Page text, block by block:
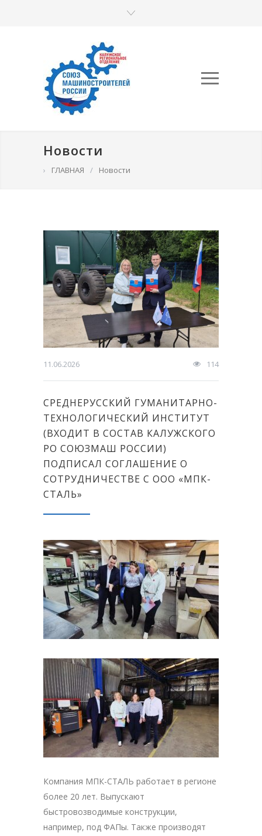
Новости
› ГЛАВНАЯ / Новости
11.06.2026 114
СРЕДНЕРУССКИЙ ГУМАНИТАРНО-
ТЕХНОЛОГИЧЕСКИЙ ИНСТИТУТ
(ВХОДИТ В СОСТАВ КАЛУЖСКОГО
РО СОЮЗМАШ РОССИИ)
ПОДПИСАЛ СОГЛАШЕНИЕ О
СОТРУДНИЧЕСТВЕ С ООО «МПК-
СТАЛЬ»
Компания МПК-СТАЛЬ работает в регионе
более 20 лет. Выпускают
быстровозводимые конструкции,
например, под ФАПы. Также производят